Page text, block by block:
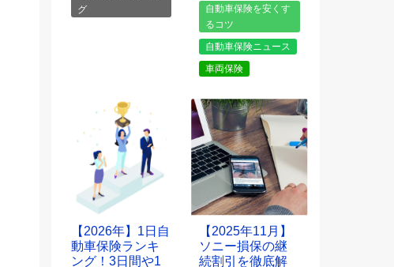
グ
自動車保険を安くす
るコツ
自動車保険ニュース
車両保険
【2026年】1日自
動車保険ランキ
ング！3日間や1
【2025年11月】
ソニー損保の継
続割引を徹底解